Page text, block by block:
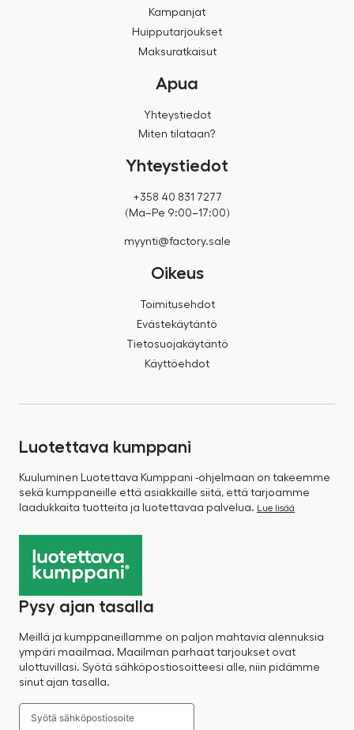
Kampanjat
Huipputarjoukset
Maksuratkaisut
Apua
Yhteystiedot
Miten tilataan?
Yhteystiedot
+358 40 831 7277
(Ma–Pe 9:00–17:00)
myynti@factory.sale
Oikeus
Toimitusehdot
Evästekäytäntö
Tietosuojakäytäntö
Käyttöehdot
Luotettava kumppani
Kuuluminen Luotettava Kumppani -ohjelmaan on takeemme
sekä kumppaneille että asiakkaille siitä, että tarjoamme
laadukkaita tuotteita ja luotettavaa palvelua. Lue lisää
Pysy ajan tasalla
Meillä ja kumppaneillamme on paljon mahtavia alennuksia
ympäri maailmaa. Maailman parhaat tarjoukset ovat
ulottuvillasi. Syötä sähköpostiosoitteesi alle, niin pidämme
sinut ajan tasalla.